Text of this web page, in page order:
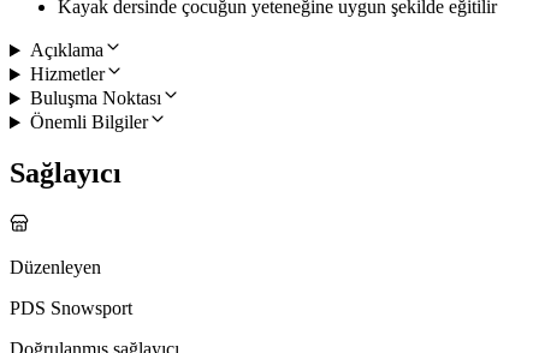
Kayak dersinde çocuğun yeteneğine uygun şekilde eğitilir
Açıklama
Hizmetler
Buluşma Noktası
Önemli Bilgiler
Sağlayıcı
Düzenleyen
PDS Snowsport